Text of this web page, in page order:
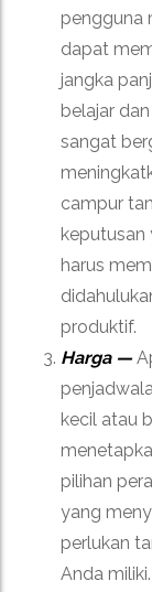
pengguna
dapat
jangka
belajar
sangat
campur
keputusan
harus
produktif.
Harga —
kecil atau
pilihan
yang
perlukan
Anda